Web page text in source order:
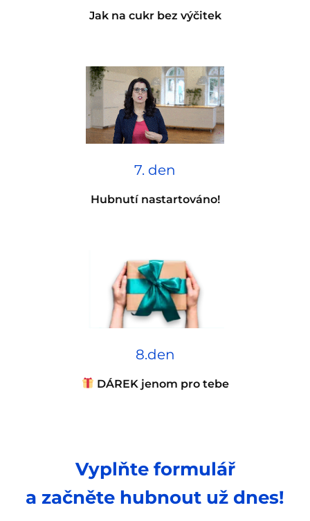
Jak na cukr bez výčitek
7. den
Hubnutí nastartováno!
8.den
DÁREK jenom pro tebe
Vyplňte formulář
a začněte hubnout už dnes!